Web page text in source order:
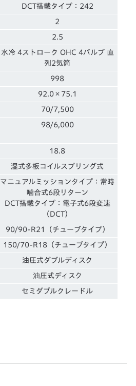
DCT搭載タイプ：242
2
2.5
水冷 4ストローク OHC 4バルブ 直
列2気筒
998
92.0×75.1
70/7,500
98/6,000
18.8
湿式多板コイルスプリング式
マニュアルミッションタイプ：常時
噛合式6段リターン
DCT搭載タイプ：電子式6段変速
（DCT）
90/90-R21（チューブタイプ）
150/70-R18（チューブタイプ）
油圧式ダブルディスク
油圧式ディスク
セミダブルクレードル